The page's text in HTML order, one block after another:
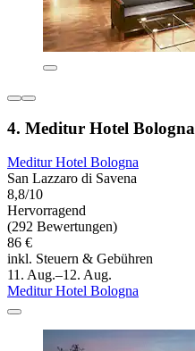
4. Meditur Hotel Bologna
Meditur Hotel Bologna
San Lazzaro di Savena
8,8/10
Hervorragend
(292 Bewertungen)
86 €
inkl. Steuern & Gebühren
11. Aug.–12. Aug.
Meditur Hotel Bologna